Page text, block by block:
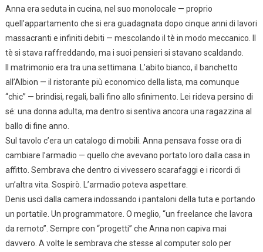
Anna era seduta in cucina, nel suo monolocale — proprio
quell’appartamento che si era guadagnata dopo cinque anni di lavori
massacranti e infiniti debiti — mescolando il tè in modo meccanico. Il
tè si stava raffreddando, ma i suoi pensieri si stavano scaldando.
Il matrimonio era tra una settimana. L’abito bianco, il banchetto
all’Albion — il ristorante più economico della lista, ma comunque
“chic” — brindisi, regali, balli fino allo sfinimento. Lei rideva persino di
sé: una donna adulta, ma dentro si sentiva ancora una ragazzina al
ballo di fine anno.
Sul tavolo c’era un catalogo di mobili. Anna pensava fosse ora di
cambiare l’armadio — quello che avevano portato loro dalla casa in
affitto. Sembrava che dentro ci vivessero scarafaggi e i ricordi di
un’altra vita. Sospirò. L’armadio poteva aspettare.
Denis uscì dalla camera indossando i pantaloni della tuta e portando
un portatile. Un programmatore. O meglio, “un freelance che lavora
da remoto”. Sempre con “progetti” che Anna non capiva mai
davvero. A volte le sembrava che stesse al computer solo per